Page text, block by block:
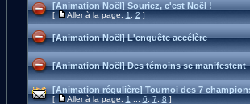
[Animation Noël] Souriez, c'est Noël !
[ Aller à la page:1,2]
[Animation Noël] L'enquête accélère
[Animation Noël] Des témoins se manifestent
[Animation régulière] Tournoi des 7
[ Aller à la page:1...6,7,8]